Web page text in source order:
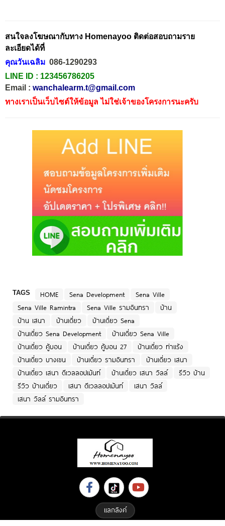
สนใจลงโฆษณากับทาง Homenayoo ติดต่อสอบถามราย
ละเอียดได้ที่
คุณวันเฉลิม 086-1290293
LINE ID : 123456786205
Email : wanchalearm.t@gmail.com
ทางเราเป็นเว็บไซต์ให้ข้อมูล ไม่ใช่เจ้าของโครงการนะครับ
TAGS HOME Sena Development
Sena Ville
Sena Ville Ramintra
Sena Ville รามอินทรา
บ้าน
บ้าน เสนา
บ้านเดี่ยว
บ้านเดี่ยว Sena
บ้านเดี่ยว Sena Development
บ้านเดี่ยว Sena Ville
บ้านเดี่ยว คู้บอน
บ้านเดี่ยว คู้บอน 27
บ้านเดี่ยว ท่าแร้ง
บ้านเดี่ยว บางเขน
บ้านเดี่ยว รามอินทรา
บ้านเดี่ยว เสนา
บ้านเดี่ยว เสนา ดีเวลลอปเม้นท์
บ้านเดี่ยว เสนา วิลล์
รีวิว บ้าน
รีวิว บ้านเดี่ยว
เสนา ดีเวลลอปเม้นท์
เสนา วิลล์
เสนา วิลล์ รามอินทรา
แลกลิงค์